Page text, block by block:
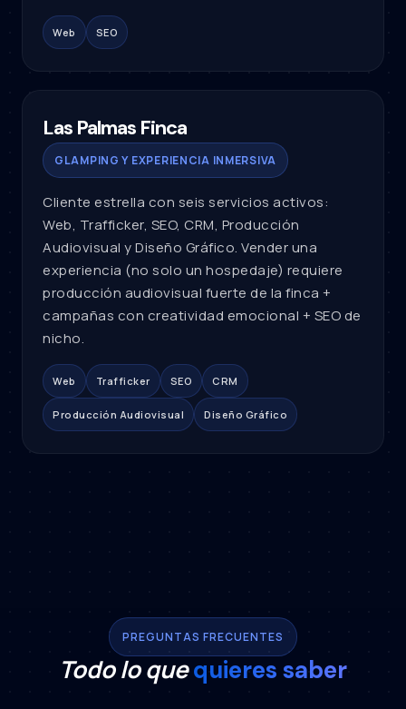
Web SEO
Las Palmas Finca
GLAMPING Y EXPERIENCIA INMERSIVA
Cliente estrella con seis servicios activos:
Web, Trafficker, SEO, CRM, Producción
Audiovisual y Diseño Gráfico. Vender una
experiencia (no solo un hospedaje) requiere
producción audiovisual fuerte de la finca +
campañas con creatividad emocional + SEO de
nicho.
Web Trafficker SEO CRM
Producción Audiovisual Diseño Gráfico
PREGUNTAS FRECUENTES
Todo lo quequieres saber